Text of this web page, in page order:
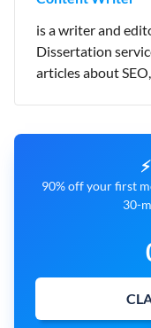
is a writer and
Dissertation
articles about
90% off your first
30-